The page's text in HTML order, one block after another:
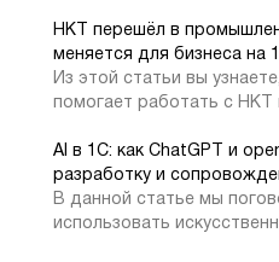
және мәселені шеше алады;
2. Уақытша шешім
платформасы
Алайда оны жиі қолдануға
НКТ перешёл в
меняется для бизнеса на
Из этой статьи вы
помогает работать с НКТ
AI в 1С: как ChatGPT и
разработку и
В данной статье мы
использовать